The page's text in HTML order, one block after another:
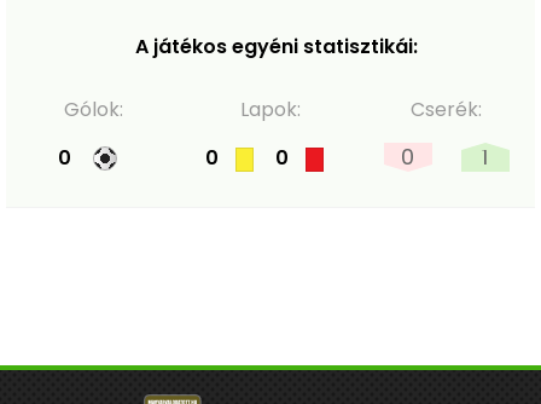
A játékos egyéni statisztikái:
Gólok:
0
Lapok:
0
0
Cserék:
0 1